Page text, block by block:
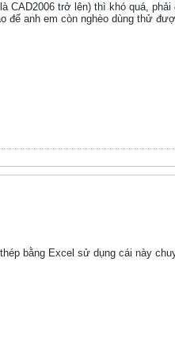
trở lên) thì khó quá, phải
để anh em còn nghèo dùng thử
bằng Excel sử dụng cái này